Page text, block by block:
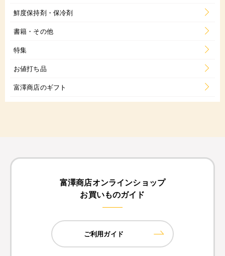
鮮度保持剤・保冷剤
書籍・その他
特集
お値打ち品
富澤商店のギフト
富澤商店オンラインショップ
お買いものガイド
ご利用ガイド